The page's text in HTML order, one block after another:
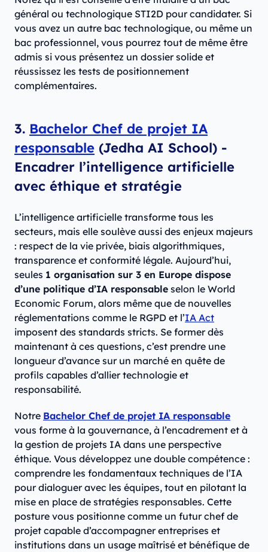
général ou technologique STI2D pour candidater. Si
vous avez un autre bac technologique, ou même un
bac professionnel, vous pourrez tout de même être
admis si vous présentez un dossier solide et
réussissez les tests de positionnement
complémentaires.
3. Bachelor Chef de projet IA
responsable (Jedha AI School) -
Encadrer l’intelligence artificielle
avec éthique et stratégie
L’intelligence artificielle transforme tous les
secteurs, mais elle soulève aussi des enjeux majeurs
: respect de la vie privée, biais algorithmiques,
transparence et conformité légale. Aujourd’hui,
seules 1 organisation sur 3 en Europe dispose
d’une politique d’IA responsable selon le World
Economic Forum, alors même que de nouvelles
réglementations comme le RGPD et l’IA Act
imposent des standards stricts. Se former dès
maintenant à ces questions, c’est prendre une
longueur d’avance sur un marché en quête de
profils capables d’allier technologie et
responsabilité.
Notre Bachelor Chef de projet IA responsable
vous forme à la gouvernance, à l’encadrement et à
la gestion de projets IA dans une perspective
éthique. Vous développez une double compétence :
comprendre les fondamentaux techniques de l’IA
pour dialoguer avec les équipes, tout en pilotant la
mise en place de stratégies responsables. Cette
posture vous positionne comme un futur chef de
projet capable d’accompagner entreprises et
institutions dans un usage maîtrisé et bénéfique de